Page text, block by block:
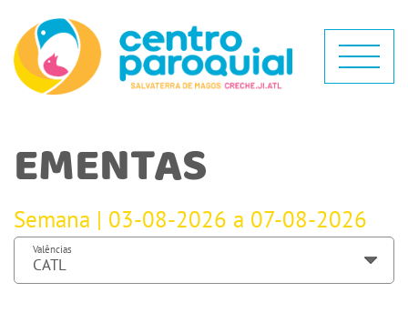
EMENTAS
Semana | 03-08-2026 a 07-08-2026
Valências